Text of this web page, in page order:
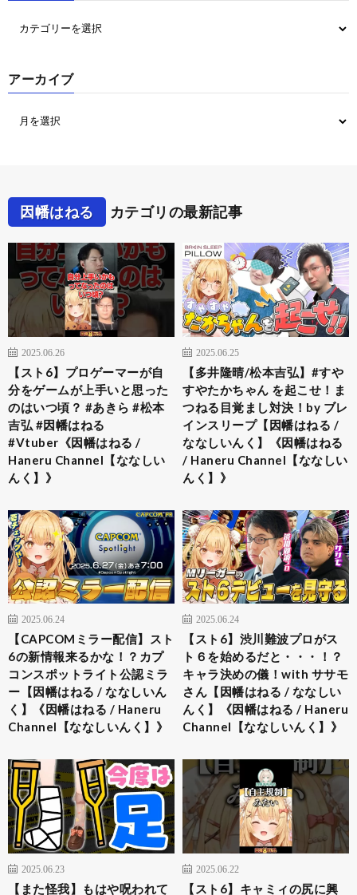
アーカイブ
因幡はねる カテゴリの最新記事
2025.06.26
【スト6】プロゲーマーが自
分をゲームが上手いと思った
のはいつ頃？ #あきら #松本
吉弘 #因幡はねる
#Vtuber《因幡はねる /
Haneru Channel【ななしい
んく】》
2025.06.25
【多井隆晴/松本吉弘】#すや
すやたかちゃん を起こせ！ま
つねる目覚まし対決！by ブレ
インスリープ【因幡はねる /
ななしいんく】《因幡はねる
/ Haneru Channel【ななしい
んく】》
2025.06.24
【CAPCOMミラー配信】スト
6の新情報来るかな！？カプ
コンスポットライト公認ミラ
ー【因幡はねる / ななしいん
く】《因幡はねる / Haneru
Channel【ななしいんく】》
2025.06.24
【スト6】渋川難波プロがス
ト６を始めるだと・・・！？
キャラ決めの儀！with ササモ
さん【因幡はねる / ななしい
んく】《因幡はねる / Haneru
Channel【ななしいんく】》
2025.06.23
【また怪我】もはや呪われて
2025.06.22
【スト6】キャミィの尻に興